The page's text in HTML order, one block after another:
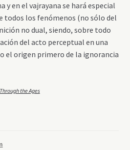
y en el vajrayana se hará especial
todos los fenómenos (no sólo del
no dual, siendo, sobre todo
del acto perceptual en una
el origen primero de la ignorancia
the Ages